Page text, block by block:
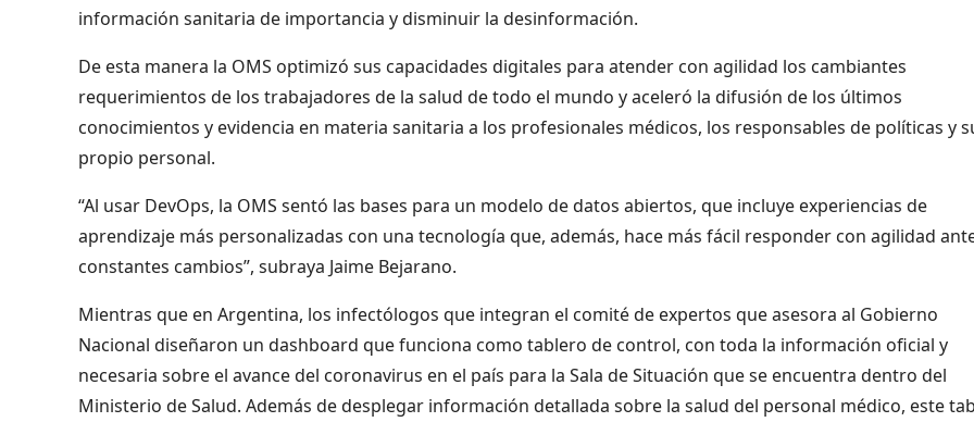
información sanitaria de importancia y disminuir la desinformación.
De esta manera la OMS optimizó sus capacidades digitales para atender con agilidad los cambiantes
requerimientos de los trabajadores de la salud de todo el mundo y aceleró la difusión de los últimos
conocimientos y evidencia en materia sanitaria a los profesionales médicos, los responsables de políticas y
propio personal.
“Al usar DevOps, la OMS sentó las bases para un modelo de datos abiertos, que incluye experiencias de
aprendizaje más personalizadas con una tecnología que, además, hace más fácil responder con agilidad
constantes cambios”, subraya Jaime Bejarano.
Mientras que en Argentina, los infectólogos que integran el comité de expertos que asesora al Gobierno
Nacional diseñaron un dashboard que funciona como tablero de control, con toda la información oficial y
necesaria sobre el avance del coronavirus en el país para la Sala de Situación que se encuentra dentro del
Ministerio de Salud. Además de desplegar información detallada sobre la salud del personal médico, este